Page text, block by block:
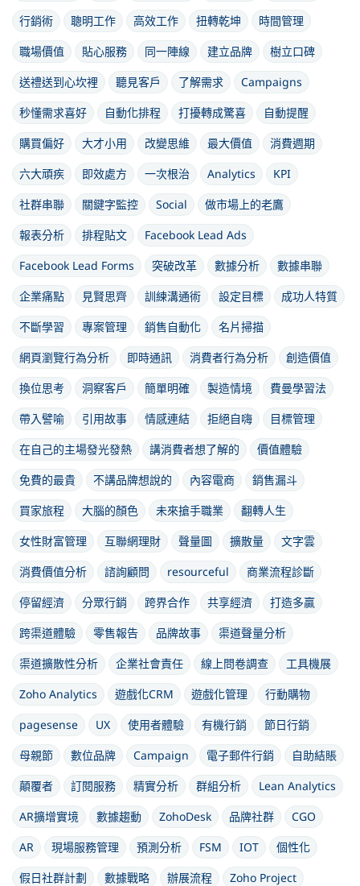
行銷術
聰明工作 高效工作 扭轉乾坤
時間管理
職場價值
貼心服務 同一陣線 建立品牌
樹立口碑
送禮送到心坎裡
聽見客戶 了解需求
Campaigns
秒懂需求喜好
自動化排程 打擾轉成驚喜
自動提醒
購買偏好
大才小用 改變思維 最大價值
消費週期
六大頑疾
即效處方 一次根治 Analytics
KPI
社群串聯
關鍵字監控 Social
做市場上的老鷹
報表分析
排程貼文
Facebook Lead Ads
Facebook Lead Forms
突破改革 數據分析
數據串聯
企業痛點
見賢思齊 訓練溝通術 設定目標
成功人特質
不斷學習
專案管理 銷售自動化
名片掃描
網頁瀏覽行為分析
即時通訊 消費者行為分析
創造價值
換位思考
洞察客戶 簡單明確 製造情境
費曼學習法
帶入譬喻
引用故事 情感連結 拒絕自嗨
目標管理
在自己的主場發光發熱
講消費者想了解的
價值體驗
免費的最貴
不講品牌想說的 內容電商
銷售漏斗
買家旅程
大腦的顏色 未來搶手職業
翻轉人生
女性財富管理
互聯網理財 聲量圖 擴散量
文字雲
消費價值分析
諮詢顧問 resourceful
商業流程診斷
停留經濟
分眾行銷 跨界合作 共享經濟
打造多贏
跨渠道體驗
零售報告 品牌故事
渠道聲量分析
渠道擴散性分析
企業社會責任 線上問卷調查
工具機展
Zoho Analytics
遊戲化CRM 遊戲化管理
行動購物
pagesense
UX 使用者體驗 有機行銷
節日行銷
母親節
數位品牌 Campaign 電子郵件行銷
自助結賬
顛覆者
訂閱服務 精實分析 群組分析
Lean Analytics
AR擴增實境
數據趨動 ZohoDesk 品牌社群
CGO
AR
現場服務管理 預測分析 FSM IOT
個性化
假日社群計劃
數據戰略 辦展流程
Zoho Project